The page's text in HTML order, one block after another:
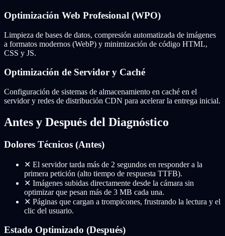
Optimización Web Profesional (WPO)
Limpieza de bases de datos, compresión automatizada de imágenes
a formatos modernos (WebP) y minimización de código HTML,
CSS y JS.
Optimización de Servidor y Caché
Configuración de sistemas de almacenamiento en caché en el
servidor y redes de distribución CDN para acelerar la entrega inicial.
Antes y Después del Diagnóstico
Dolores Técnicos (Antes)
✕ El servidor tarda más de 2 segundos en responder a la
primera petición (alto tiempo de respuesta TTFB).
✕ Imágenes subidas directamente desde la cámara sin
optimizar que pesan más de 3 MB cada una.
✕ Páginas que cargan a trompicones, frustrando la lectura y el
clic del usuario.
Estado Optimizado (Después)